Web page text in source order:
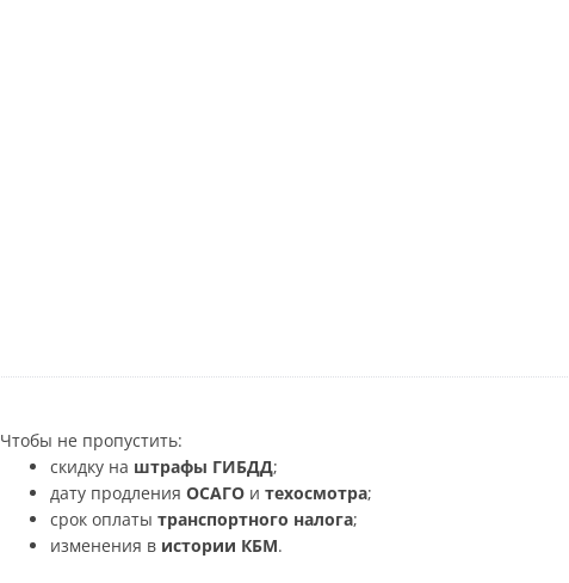
Чтобы не пропустить:
скидку на штрафы ГИБДД;
дату продления ОСАГО и техосмотра;
срок оплаты транспортного налога;
изменения в истории КБМ.